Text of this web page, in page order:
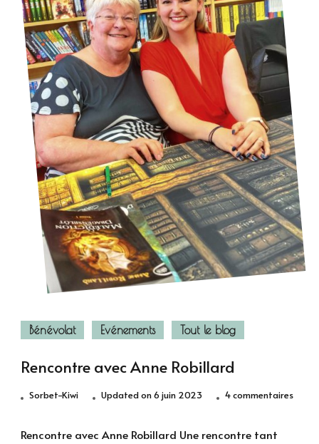
Bénévolat Evénements Tout le blog
Rencontre avec Anne Robillard
Sorbet-Kiwi Updated on6 juin 2023 4 commentairessur
Rencontre avec Anne Robillard Une rencontre tant